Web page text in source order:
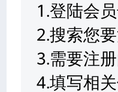
1.登陆会
2.搜索您
3.需要注
4.填写相